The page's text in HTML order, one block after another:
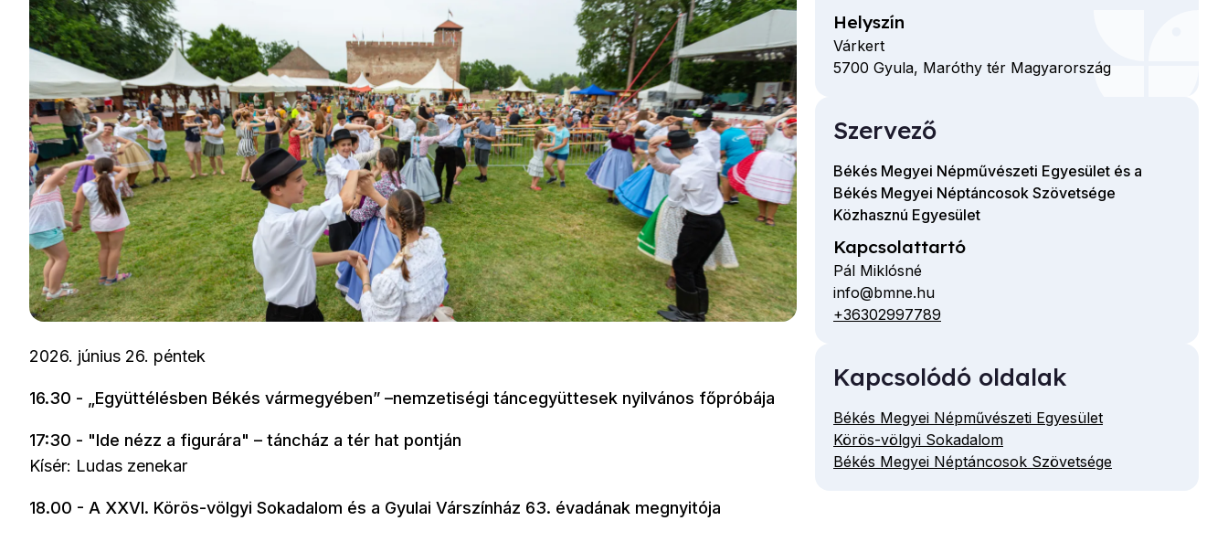
2026. június 26. péntek
16.30 - „Együttélésben Békés vármegyében” –nemzetiségi táncegyüttesek nyilvános főpróbája
17:30 - "Ide nézz a figurára" – táncház a tér hat pontján
Kísér: Ludas zenekar
18.00 - A XXVI. Körös-völgyi Sokadalom és a Gyulai Várszínház 63. évadának megnyitója
Helyszín
Várkert
5700 Gyula, Maróthy tér Magyarország
Szervező
Békés Megyei Népművészeti Egyesület és a
Békés Megyei Néptáncosok Szövetsége
Közhasznú Egyesület
Kapcsolattartó
Pál Miklósné
E-
mail
info@bmne.hu
Telefon
+36302997789
Kapcsolódó oldalak
Békés Megyei Népművészeti Egyesület
Körös-völgyi Sokadalom
Békés Megyei Néptáncosok Szövetsége